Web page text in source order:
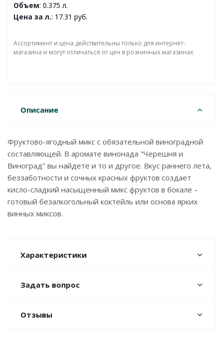
Объем: 0.375 л.
Цена за л.: 17.31 руб.
Ассортимент и цена действительны только для интернет-
магазина и могут отличаться от цен в розничных магазинах
Описание
Фруктово-ягодный микс с обязательной виноградной
составляющей. В аромате винонада "Черешня и
Виноград" вы найдете и то и другое. Вкус раннего лета,
беззаботности и сочных красных фруктов создает
кисло-сладкий насыщенный микс фруктов в бокале –
готовый безалкогольный коктейль или основа ярких
винных миксов.
Характеристики
Задать вопрос
Отзывы